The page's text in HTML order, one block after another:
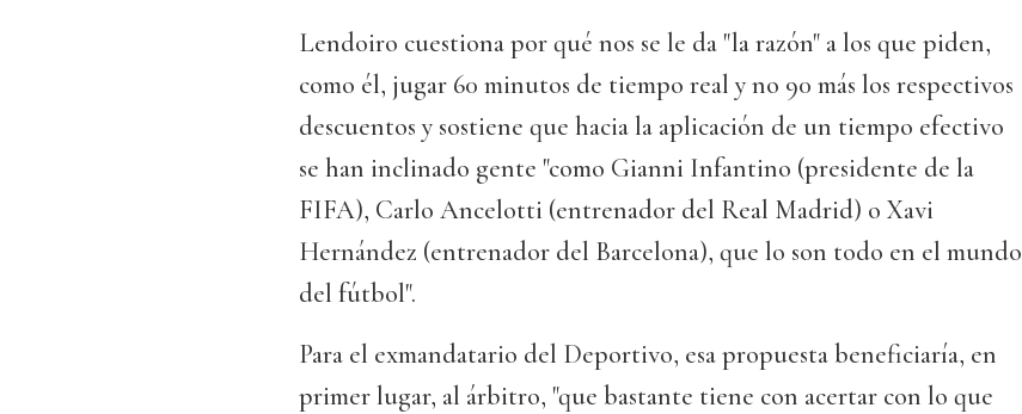
Lendoiro cuestiona por qué nos se le da "la razón" a los que piden,
como él, jugar 60 minutos de tiempo real y no 90 más los respectivos
descuentos y sostiene que hacia la aplicación de un tiempo efectivo
se han inclinado gente "como Gianni Infantino (presidente de la
FIFA), Carlo Ancelotti (entrenador del Real Madrid) o Xavi
Hernández (entrenador del Barcelona), que lo son todo en el mundo
del fútbol".
Para el exmandatario del Deportivo, esa propuesta beneficiaría, en
primer lugar, al árbitro, "que bastante tiene con acertar con lo que